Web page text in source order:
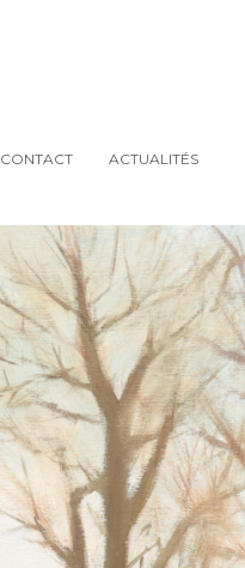
CONTACT ACTUALITÉS